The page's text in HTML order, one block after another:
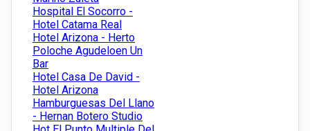
Hospital El Socorro -
Hotel Catama Real
Hotel Arizona - Herto
Poloche Agudeloen Un
Bar
Hotel Casa De David -
Hotel Arizona
Hamburguesas Del Llano
- Hernan Botero Studio